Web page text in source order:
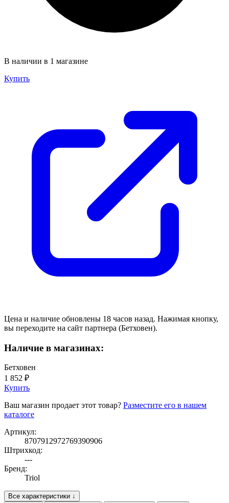
В наличии в 1 магазине
Купить
Цена и наличие обновлены 18 часов назад. Нажимая кнопку,
вы переходите на сайт партнера (Бетховен).
Наличие в магазинах:
Бетховен
1 852 ₽
Купить
Ваш магазин продает этот товар? Разместите его в нашем
каталоге
Артикул:
8707912972769390906
Штрихкод:
---
Бренд:
Triol
Все характеристики ↓